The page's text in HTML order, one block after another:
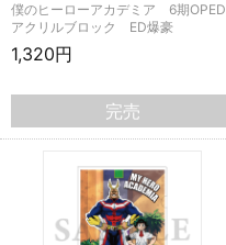
僕のヒーローアカデミア 6期OPED
アクリルブロック ED爆豪
1,320円
完売